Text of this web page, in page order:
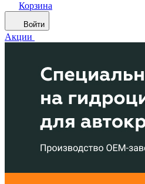
Корзина
Войти
Акции